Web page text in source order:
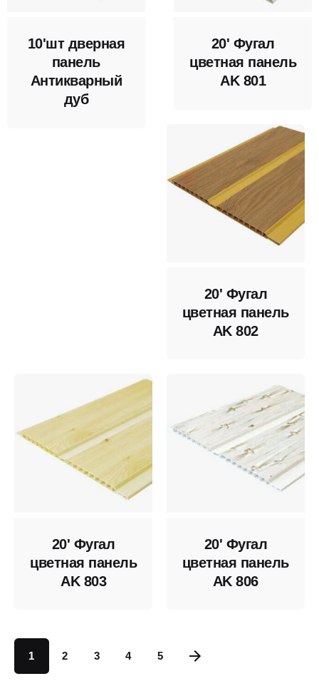
10'шт дверная
панель
Антикварный
дуб
20' Фугал
цветная панель
AK 801
20' Фугал
цветная панель
AK 802
20' Фугал
цветная панель
AK 803
20' Фугал
цветная панель
AK 806
1 2 3 4 5